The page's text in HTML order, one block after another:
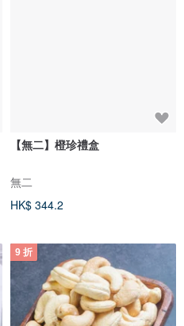
【無二】橙珍禮盒
無二
HK$ 344.2
9 折